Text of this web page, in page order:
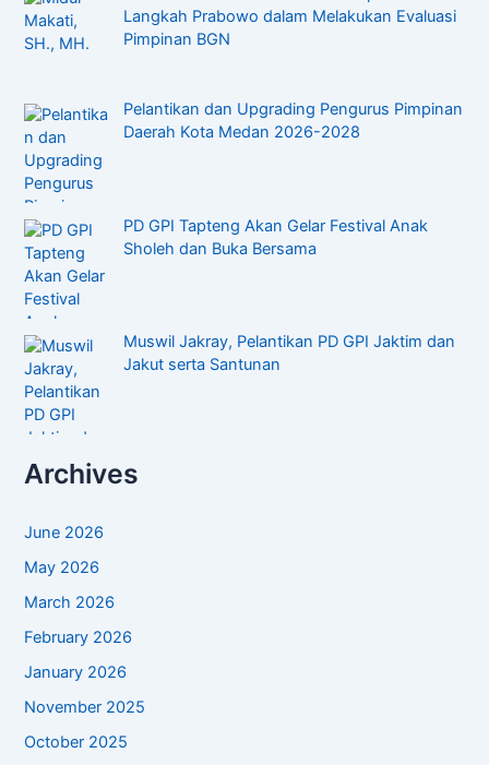
Langkah Prabowo dalam Melakukan Evaluasi
Pimpinan BGN
Pelantikan dan Upgrading Pengurus Pimpinan
Daerah Kota Medan 2026-2028
PD GPI Tapteng Akan Gelar Festival Anak
Sholeh dan Buka Bersama
Muswil Jakray, Pelantikan PD GPI Jaktim dan
Jakut serta Santunan
Archives
June 2026
May 2026
March 2026
February 2026
January 2026
November 2025
October 2025